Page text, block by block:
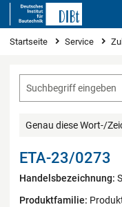
Sie sind hier
Startseite Service
Genau diese Wort-/
ETA-23/0273
Handelsbezeichnung:
Produktfamilie: